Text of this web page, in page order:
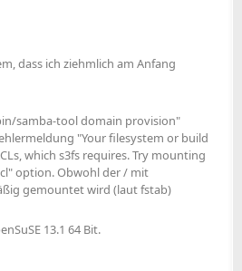
dass ich ziehmlich am Anfang
samba-tool domain provision"
"Your filesystem or build
which s3fs requires. Try mounting
option. Obwohl der / mit
gemountet wird (laut fstab)
13.1 64 Bit.